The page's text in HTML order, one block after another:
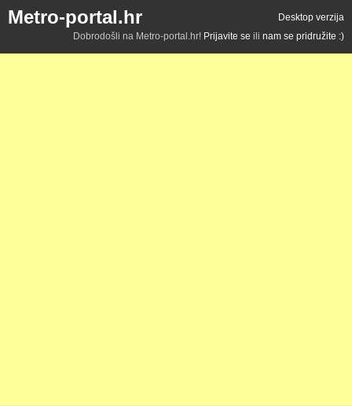
Metro-portal.hr
Desktop verzija
Dobrodošli na Metro-portal.hr! Prijavite se ili nam se pridružite :)